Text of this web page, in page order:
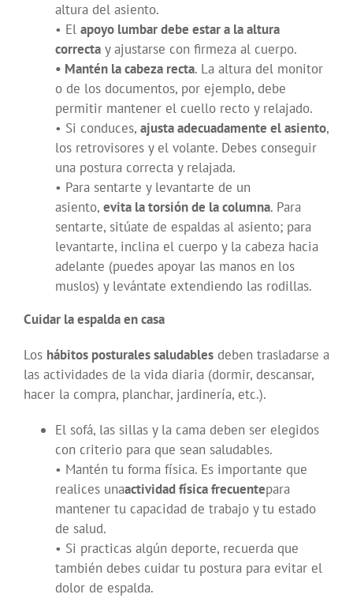
altura del asiento.
• El apoyo lumbar debe estar a la altura
correcta y ajustarse con firmeza al cuerpo.
• Mantén la cabeza recta. La altura del monitor
o de los documentos, por ejemplo, debe
permitir mantener el cuello recto y relajado.
• Si conduces, ajusta adecuadamente el asiento,
los retrovisores y el volante. Debes conseguir
una postura correcta y relajada.
• Para sentarte y levantarte de un
asiento, evita la torsión de la columna. Para
sentarte, sitúate de espaldas al asiento; para
levantarte, inclina el cuerpo y la cabeza hacia
adelante (puedes apoyar las manos en los
muslos) y levántate extendiendo las rodillas.
Cuidar la espalda en casa
Los hábitos posturales saludables deben trasladarse a
las actividades de la vida diaria (dormir, descansar,
hacer la compra, planchar, jardinería, etc.).
El sofá, las sillas y la cama deben ser elegidos
con criterio para que sean saludables.
• Mantén tu forma física. Es importante que
realices unaactividad física frecuentepara
mantener tu capacidad de trabajo y tu estado
de salud.
• Si practicas algún deporte, recuerda que
también debes cuidar tu postura para evitar el
dolor de espalda.